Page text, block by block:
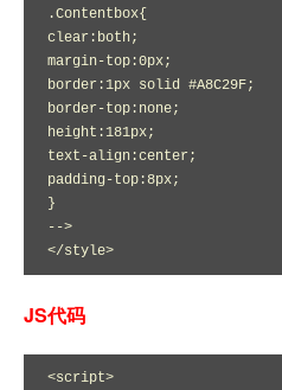
.Contentbox{
clear:both;
margin-top:0px;
border:1px solid #A8C29F;
border-top:none;
height:181px;
text-align:center;
padding-top:8px;
}
-->
</style>
JS代码
<script>